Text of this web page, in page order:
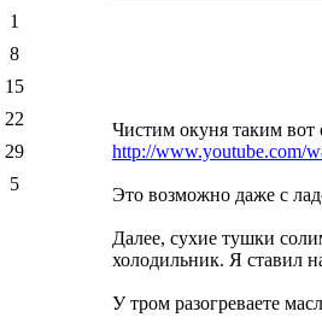
Чистим окуня таким вот
http://www.youtube.com/
Это возможно даже с
Далее, сухие тушки
холодильник. Я ставил
У тром разогреваете
1
8
15
22
29
5